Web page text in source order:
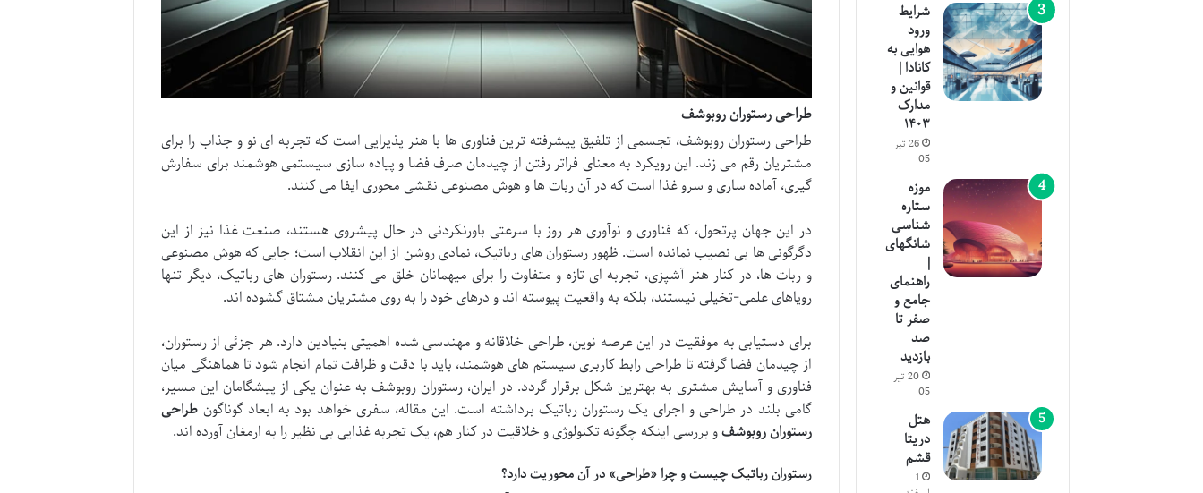
طراحی رستوران روبوشف
طراحی رستوران روبوشف، تجسمی از تلفیق پیشرفته ترین فناوری ها با هنر پذیرایی است که تجربه ای نو و جذاب را برای
مشتریان رقم می زند. این رویکرد به معنای فراتر رفتن از چیدمان صرف فضا و پیاده سازی سیستمی هوشمند برای سفارش
گیری، آماده سازی و سرو غذا است که در آن ربات ها و هوش مصنوعی نقشی محوری ایفا می کنند.
در این جهان پرتحول، که فناوری و نوآوری هر روز با سرعتی باورنکردنی در حال پیشروی هستند، صنعت غذا نیز از این
دگرگونی ها بی نصیب نمانده است. ظهور رستوران های رباتیک، نمادی روشن از این انقلاب است؛ جایی که هوش مصنوعی
و ربات ها، در کنار هنر آشپزی، تجربه ای تازه و متفاوت را برای میهمانان خلق می کنند. رستوران های رباتیک، دیگر تنها
رویاهای علمی-تخیلی نیستند، بلکه به واقعیت پیوسته اند و درهای خود را به روی مشتریان مشتاق گشوده اند.
برای دستیابی به موفقیت در این عرصه نوین، طراحی خلاقانه و مهندسی شده اهمیتی بنیادین دارد. هر جزئی از رستوران،
از چیدمان فضا گرفته تا طراحی رابط کاربری سیستم های هوشمند، باید با دقت و ظرافت تمام انجام شود تا هماهنگی میان
فناوری و آسایش مشتری به بهترین شکل برقرار گردد. در ایران، رستوران روبوشف به عنوان یکی از پیشگامان این مسیر،
گامی بلند در طراحی و اجرای یک رستوران رباتیک برداشته است. این مقاله، سفری خواهد بود به ابعاد گوناگون طراحی
رستوران روبوشفو بررسی اینکه چگونه تکنولوژی و خلاقیت در کنار هم، یک تجربه غذایی بی نظیر را به ارمغان آورده اند.
رستوران رباتیک چیست و چرا «طراحی» در آن محوریت دارد؟
شرایط
ورود
هوایی به
کانادا |
قوانین و
مدارک
۱۴۰۳
26 تیر
05
موزه
ستاره
شناسی
شانگهای
|
راهنمای
جامع و
صفر تا
صد
بازدید
20 تیر
05
هتل
دریتا
قشم
1